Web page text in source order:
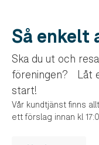
Så enkelt
Ska du ut och
föreningen? Låt
start!
Vår kundtjänst finns
ett förslag innan kl